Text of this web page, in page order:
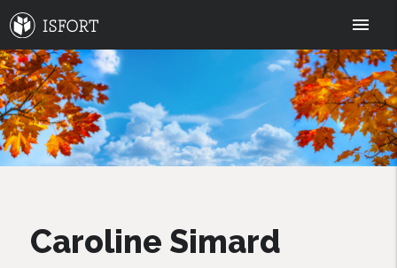
menu
Caroline Simard